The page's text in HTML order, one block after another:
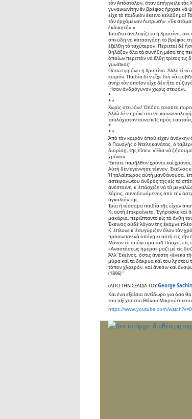
τὸν Ἀπόστολον, ὅταν ἀπήγγειλε
γυναικωνίτην ἓν βρέφος ἤρχισε
εἶχε τὸ παιδικὸν ἐκεῖνο κελάδημα!
τὸν ἐρχόμενον Λυτρωτήν. «Ἐκ
ἐκδικητήν.»
Τοιαῦτα ἀνελογίζετο ἡ Χριστίνα,
σπεύδῃ νὰ κατασιγάσῃ τὸ βρέφος
ἐξέλθῃ τὸ ταχύτερον. Περιτταὶ δὲ
θηλάζον ὅλα τὰ συνήθη μέσα τῆς
ὁποίων περιττὸν νὰ ἔλθῃ τρίτος
γυναῖκας!
Οὕτω ἐφρόνει ἡ Χριστίνα. Ἀλλὰ τί
καιρόν. Παιδία δὲν εἶχε διὰ νὰ
ἀνὴρ τὸν ὁποῖον εἶχε δὲν ἦτο
Ἦσαν ἀνδρόγυνον χωρὶς στεφάνι.
*
* *
Χωρὶς στεφάνι! Ὁπόσα τοιαῦτα
Ἀλλὰ δὲν πρόκειται νὰ
τοὐλάχιστον συνεπεῖς πρὸς
*
* *
Ἀπὸ τὸν καιρὸν ὁποὺ εἶχεν
ὁ Παναγὴς ὁ Ντεληκανάτας, ὁ
διορίσῃ, τῆς εἶπεν: «Ἔλα νὰ
χρόνον.
Ἔκτοτε παρῆλθον χρόνοι καὶ
Αὐτὴ δὲν ἐγέννησε τέκνον. Ἐκεῖνος
Ἡ ταλαίπωρος αὐτὴ μανθάνουσα,
ἀστεφανώτου ἀνδρός της εἰς τὸ
ἀνέσταινε, κ᾽ ἐπάσχιζε νὰ τὰ
Χάρος, συνοδευόμενος ἀπὸ τὴν
ἀγκαλιάν της.
Τρία ἢ τέσσαρα παιδία τῆς εἶχαν
Κι αὐτὴ ἐπικραίνετο. Ἐγήρασκε καὶ
μακάρια, περιΐπταντο εἰς τὰ ἄνθη
Ἐκεῖνος οὐδὲ λόγον τῆς ἔκαμνε
Κ᾽ ἔπλυνε κ᾽ ἐσυγύριζεν ὅλον τὸν
πρόσωπον νὰ ὑπάγῃ κι αὐτὴ εἰς τὴν
Μόνον τὸ ἀπόγευμα τοῦ Πάσχα, εἰς
«Ἀναστάσεως ἡμέρα» μαζὶ μὲ τὶς
Ἀλλ᾽ Ἐκεῖνος, ὅστις ἀνέστη «ἕνεκα
μύρα καὶ τὰ δάκρυα καὶ τοῦ λῃστοῦ
τόπον χλοερόν, καὶ ἄνεσιν καὶ
(1896) "
(ΑΠΟ ΤΗΝ ΣΕΛΙΔΑ ΤΟΥ George
Και ένα εξαίσιο αντίδωρο για όσο
του αξέχαστου Θάνου
https://www.youtube.com/